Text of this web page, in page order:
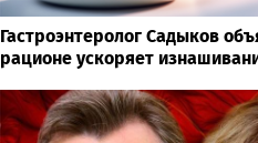
Гастроэнтеролог Садыков
рационе ускоряет